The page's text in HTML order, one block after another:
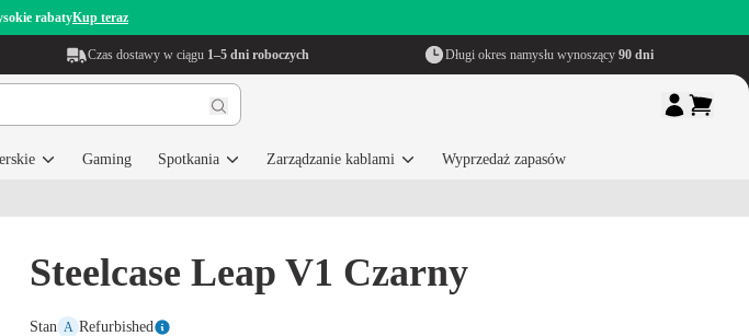
rabatyKup teraz
Czas dostawy w ciągu 1–5 dni roboczych Długi okres namysłu wynoszący 90 dni
Gaming Spotkania Zarządzanie kablami Wyprzedaż zapasów
Steelcase Leap V1 Czarny
Stan A Refurbished